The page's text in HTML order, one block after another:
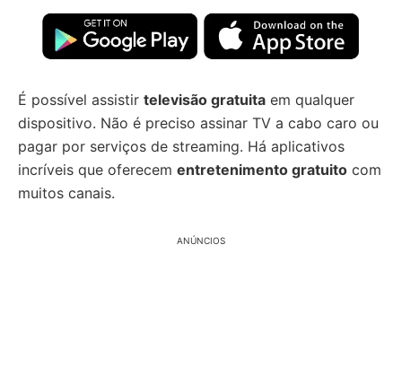
É possível assistir televisão gratuita em qualquer
dispositivo. Não é preciso assinar TV a cabo caro ou
pagar por serviços de streaming. Há aplicativos
incríveis que oferecem entretenimento gratuito com
muitos canais.
ANÚNCIOS